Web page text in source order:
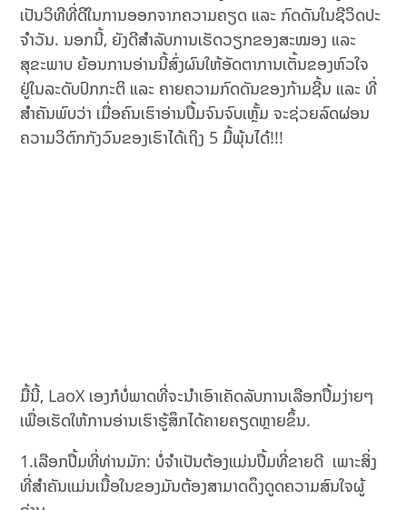
ເປັນວິທີທີ່ດີໃນການອອກຈາກຄວາມຄຽດ ແລະ ກົດດັນໃນຊີວິດປະ
ຈໍາວັນ. ນອກນີ້, ຍັງດີສໍາລັບການເຮັດວຽກຂອງສະໝອງ ແລະ
ສຸຂະພາບ ຍ້ອນການອ່ານນີ້ສົ່ງຜົນໃຫ້ອັດຕາການເຕັ້ນຂອງຫົວໃຈ
ຢູ່ໃນລະດັບປົກກະຕິ ແລະ ຄາຍຄວາມກົດດັນຂອງກ້າມຊີ້ນ ແລະ ທີ່
ສຳຄັນພົບວ່າ ເມື່ອຄົນເຮົາອ່ານ​ປຶ້ມ​ຈົນ​ຈົບ​ເຫຼັ້ມ ຈະຊ່ວຍລົດຜ່ອນ
ຄວາມວິຕົກກັງວົນຂອງເຮົາໄດ້ເຖິງ 5 ມື້ພຸ້ນໄດ໋!!!
ມື້ນີ້, LaoX ເອງກໍບໍ່ພາດທີ່ຈະນຳເອົາເຄັດລັບການເລືອກປຶ້ມງ່າຍໆ
ເພື່ອເຮັດໃຫ້ການອ່ານເຮົາຮູ້ສຶກໄດ້ຄາຍຄຽດຫຼາຍຂຶ້ນ.
1.ເລືອກປຶ້ມທີ່ທ່ານມັກ: ບໍ່ຈໍາເປັນຕ້ອງແມ່ນປຶ້ມທີ່ຂາຍດີ ເພາະສິ່ງ
ທີ່ສຳຄັນແມ່ນເນື້ອໃນຂອງມັນຕ້ອງ​ສາ​ມາດ​ດຶງ​ດູດ​ຄວາມ​ສົນ​ໃຈ​ຜູ້